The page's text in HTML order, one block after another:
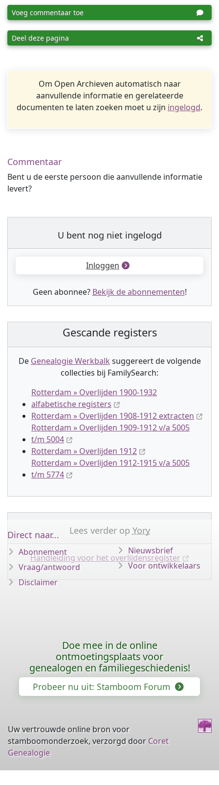
Voeg commentaar toe
Deel deze pagina
Om Open Archieven automatisch naar
aanvullende informatie en gerelateerde
documenten te laten zoeken moet u zijn ingelogd.
Commentaar
Bent u de eerste persoon die aanvullende informatie
levert?
U bent nog niet ingelogd
Inloggen
Geen abonnee? Bekijk de abonnementen!
Gescande registers
De Genealogie Werkbalk suggereert de volgende
collecties bij FamilySearch:
Rotterdam » Overlijden 1900-1932
alfabetische registers
Rotterdam » Overlijden 1908-1912 extracten
Rotterdam » Overlijden 1909-1912 v/a 5005
t/m 5004
Rotterdam » Overlijden 1912
Rotterdam » Overlijden 1912-1915 v/a 5005
t/m 5774
Lees verder op Yory
Handleiding voor het overlijdensregister
Direct naar...
Abonnement
Vraag/antwoord
Disclaimer
Nieuwsbrief
Voor ontwikkelaars
Doe mee in de online
ontmoetingsplaats voor
genealogen en familiegeschiedenis!
Probeer nu uit: Stamboom Forum
Uw vertrouwde online bron voor
stamboomonderzoek, verzorgd door Coret
Genealogie